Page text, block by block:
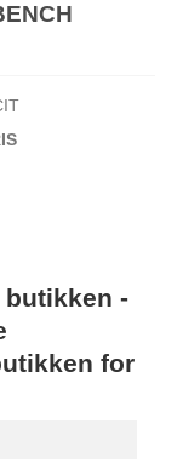
-
for